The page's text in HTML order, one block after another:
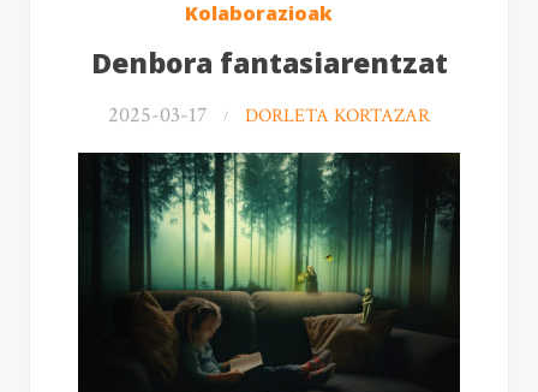
Kolaborazioak
Denbora fantasiarentzat
2025-03-17 DORLETA KORTAZAR